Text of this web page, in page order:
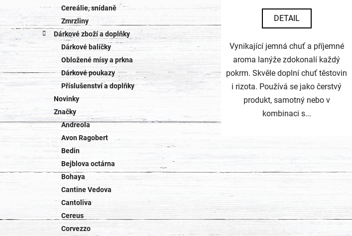
Cereálie, snídaně
Zmrzliny
Dárkové zboží a doplňky
Dárkové balíčky
Obložené mísy a prkna
Dárkové poukazy
Příslušenství a doplňky
Novinky
Značky
Andreola
Avon Ragobert
Bedin
Bejblova octárna
Bohaya
Cantine Vedova
Cantoliva
Cereus
Corvezzo
DETAIL
Vynikající jemná chuť a příjemné
aroma lanýže zdokonalí každý
pokrm. Skvěle doplní chuť těstovin
i rizota. Používá se jako čerstvý
produkt, samotný nebo v
kombinaci s...